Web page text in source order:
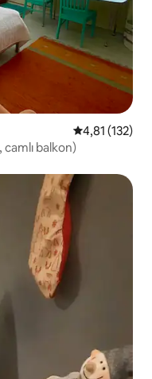
5 üzerinden
4,81 (132)
balkon)